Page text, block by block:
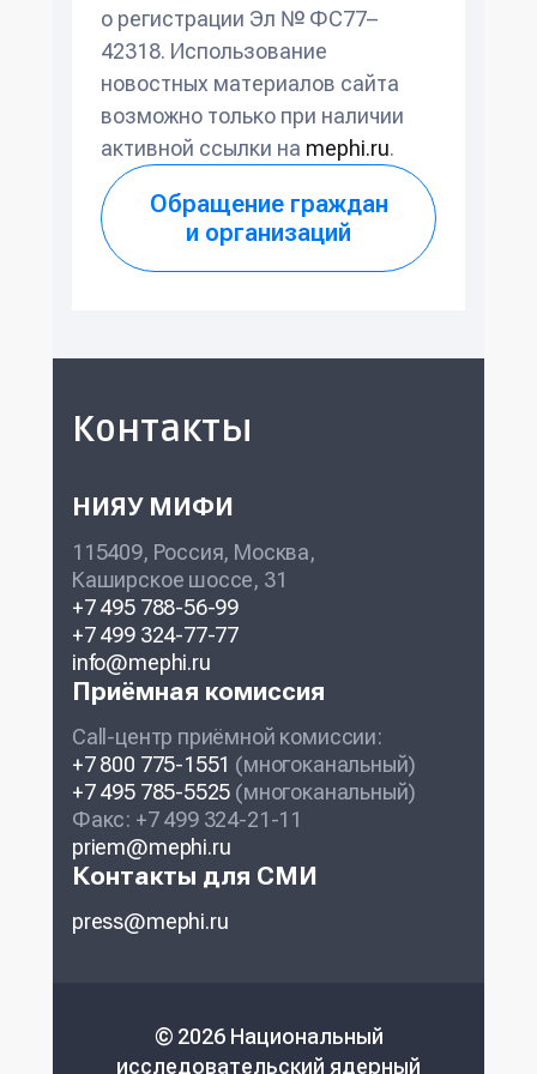
о регистрации Эл № ФС77–
42318. Использование
новостных материалов сайта
возможно только при наличии
активной ссылки на mephi.ru.
Обращение граждан
и организаций
Контакты
НИЯУ МИФИ
115409, Россия, Москва,
Каширское шоссе, 31
+7 495 788-56-99
+7 499 324-77-77
info@mephi.ru
Приёмная комиссия
Call-центр приёмной комиссии:
+7 800 775-1551 (многоканальный)
+7 495 785-5525 (многоканальный)
Факс: +7 499 324-21-11
priem@mephi.ru
Контакты для СМИ
press@mephi.ru
© 2026 Национальный
исследовательский ядерный